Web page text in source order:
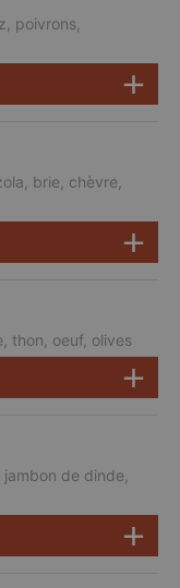
poivrons,
brie, chèvre,
thon, oeuf, olives
de dinde,